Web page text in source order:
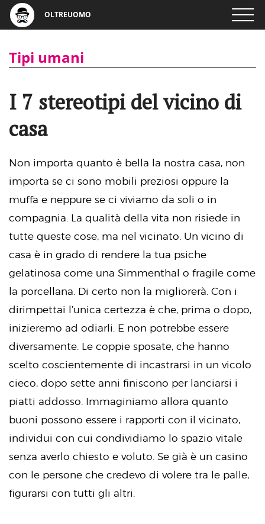
OLTREUOMO
Tipi umani
I 7 stereotipi del vicino di
casa
Non importa quanto è bella la nostra casa, non
importa se ci sono mobili preziosi oppure la
muffa e neppure se ci viviamo da soli o in
compagnia. La qualità della vita non risiede in
tutte queste cose, ma nel vicinato. Un vicino di
casa è in grado di rendere la tua psiche
gelatinosa come una Simmenthal o fragile come
la porcellana. Di certo non la migliorerà. Con i
dirimpettai l’unica certezza è che, prima o dopo,
inizieremo ad odiarli. E non potrebbe essere
diversamente. Le coppie sposate, che hanno
scelto coscientemente di incastrarsi in un vicolo
cieco, dopo sette anni finiscono per lanciarsi i
piatti addosso. Immaginiamo allora quanto
buoni possono essere i rapporti con il vicinato,
individui con cui condividiamo lo spazio vitale
senza averlo chiesto e voluto. Se già è un casino
con le persone che credevo di volere tra le palle,
figurarsi con tutti gli altri.